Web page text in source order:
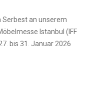
Serbest an unserem
Istanbul (IFF
bis 31. Januar 2026